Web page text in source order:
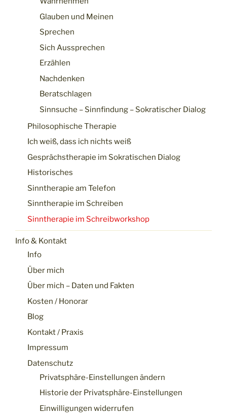
Glauben und Meinen
Sprechen
Sich Aussprechen
Erzählen
Nachdenken
Beratschlagen
Sinnsuche – Sinnfindung – Sokratischer Dialog
Philosophische Therapie
Ich weiß, dass ich nichts weiß
Gesprächstherapie im Sokratischen Dialog
Historisches
Sinntherapie am Telefon
Sinntherapie im Schreiben
Sinntherapie im Schreibworkshop
Info & Kontakt
Info
Über mich
Über mich – Daten und Fakten
Kosten / Honorar
Blog
Kontakt / Praxis
Impressum
Datenschutz
Privatsphäre-Einstellungen ändern
Historie der Privatsphäre-Einstellungen
Einwilligungen widerrufen